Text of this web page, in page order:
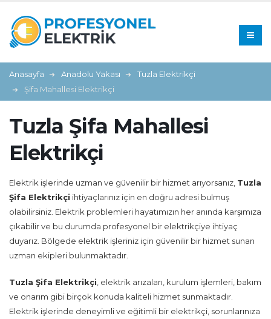
Anasayfa Anadolu Yakası
Tuzla Elektrikçi
Şifa Mahallesi Elektrikçi
Tuzla Şifa Mahallesi
Elektrikçi
Elektrik işlerinde uzman ve güvenilir bir hizmet arıyorsanız, Tuzla
Şifa Elektrikçi ihtiyaçlarınız için en doğru adresi bulmuş
olabilirsiniz. Elektrik problemleri hayatımızın her anında karşımıza
çıkabilir ve bu durumda profesyonel bir elektrikçiye ihtiyaç
duyarız. Bölgede elektrik işleriniz için güvenilir bir hizmet sunan
uzman ekipleri bulunmaktadır.
Tuzla Şifa Elektrikçi , elektrik arızaları, kurulum işlemleri, bakım
ve onarım gibi birçok konuda kaliteli hizmet sunmaktadır.
Elektrik işlerinde deneyimli ve eğitimli bir elektrikçi, sorunlarınıza